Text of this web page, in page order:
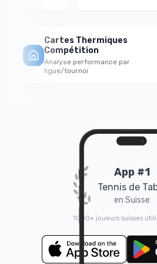
Cartes Thermiques
Compétition
Analyse performance par
ligue/tournoi
App #1
Tennis de
en Suisse
1000+ joueurs suisses